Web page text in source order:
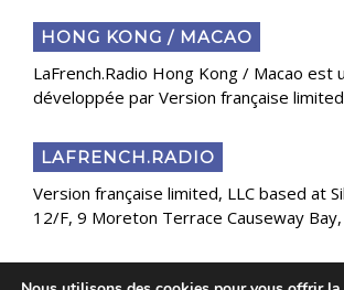
HONG KONG / MACAO
LaFrench.Radio Hong Kong / Macao est
développée par Version française limited
LAFRENCH.RADIO
Version française limited, LLC based at
12/F, 9 Moreton Terrace Causeway